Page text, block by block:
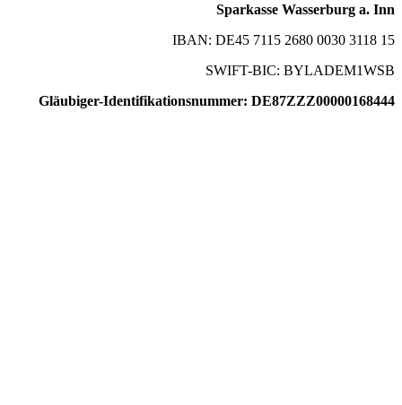
Sparkasse Wasserburg a. Inn
IBAN: DE45 7115 2680 0030 3118 15
SWIFT-BIC: BYLADEM1WSB
Gläubiger-Identifikationsnummer: DE87ZZZ00000168444